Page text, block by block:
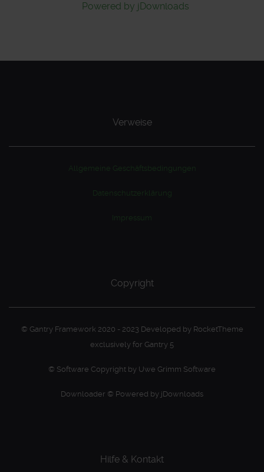
Powered by jDownloads
Verweise
Allgemeine Geschäftsbedingungen
Datenschutzerklärung
Impressum
Copyright
© Gantry Framework 2020 - 2023 Developed by RocketTheme
exclusively for Gantry 5
© Software Copyright by Uwe Grimm Software
Downloader © Powered by jDownloads
Hilfe & Kontakt